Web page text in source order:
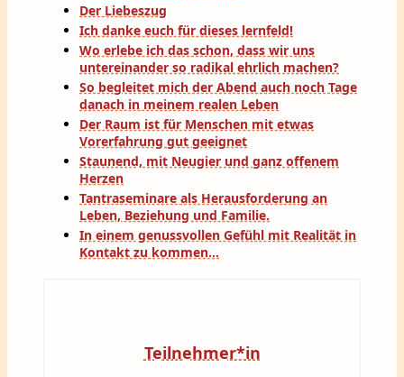
Der Liebeszug
Ich danke euch für dieses lernfeld!
Wo erlebe ich das schon, dass wir uns
untereinander so radikal ehrlich machen?
So begleitet mich der Abend auch noch Tage
danach in meinem realen Leben
Der Raum ist für Menschen mit etwas
Vorerfahrung gut geeignet
Staunend, mit Neugier und ganz offenem
Herzen
Tantraseminare als Herausforderung an
Leben, Beziehung und Familie.
In einem genussvollen Gefühl mit Realität in
Kontakt zu kommen…
Teilnehmer*in